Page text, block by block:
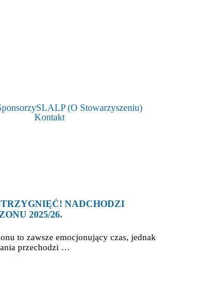
SLALP (O Stowarzyszeniu)
Kontakt
NADCHODZI
2025/26.
to zawsze emocjonujący czas, jednak
przechodzi …